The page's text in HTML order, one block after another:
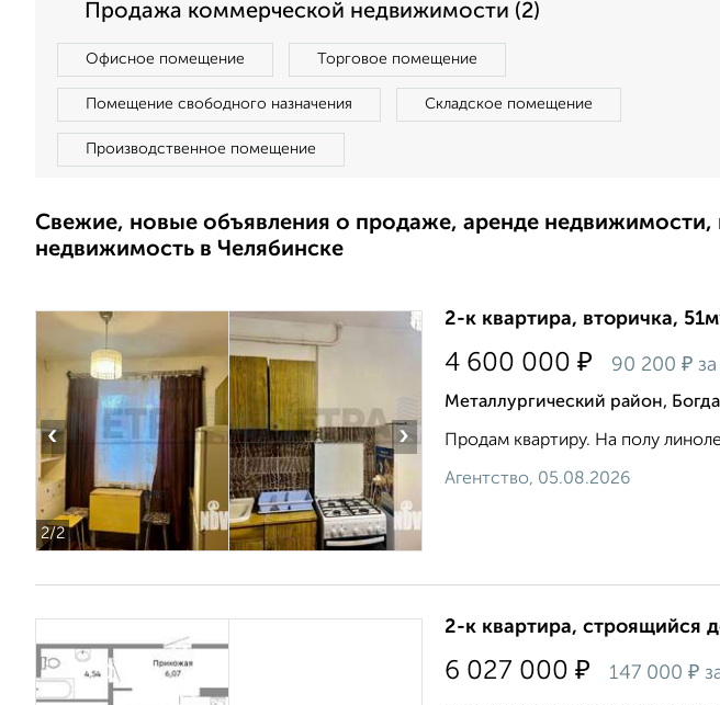
Продажа коммерческой недвижимости (2)
Офисное помещение Торговое помещение
Помещение свободного назначения Складское помещение
Производственное помещение
Свежие, новые объявления о продаже, аренде
недвижимость в Челябинске
2/2
‹ ›
2-к квартира, вторичка,
4 600 000 ₽ 90 200 ₽
Металлургический район,
Продам квартиру. На полу
Агентство, 05.08.2026
2-к квартира, строящийся
6 027 000 ₽ 147 000 ₽